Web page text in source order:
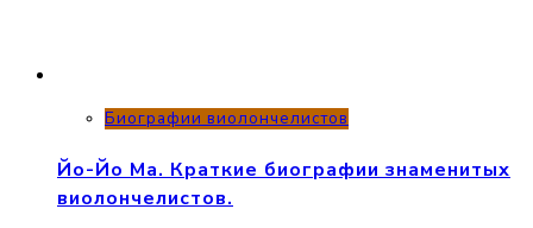
Биографии виолончелистов
Йо-Йо Ма. Краткие биографии знаменитых
виолончелистов.